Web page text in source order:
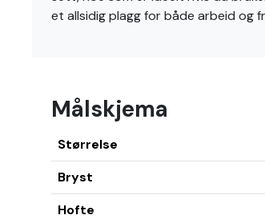
et allsidig plagg for både arbeid og
Målskjema
Størrelse
Bryst
Hofte